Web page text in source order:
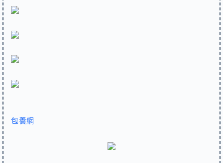
包養網